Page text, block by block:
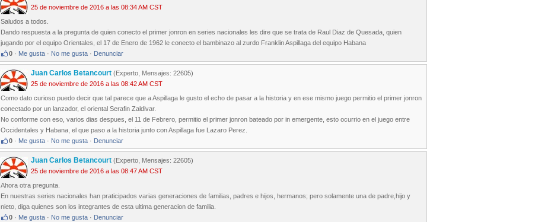
25 de noviembre de 2016 a las 08:34 AM CST
Saludos a todos.
Dando respuesta a la pregunta de quien conecto el primer jonron en series nacionales les dire que se trata de Raul Diaz de Quesada, quien
jugando por el equipo Orientales, el 17 de Enero de 1962 le conecto el bambinazo al zurdo Franklin Aspillaga del equipo Habana
0 · Me gusta · No me gusta · Denunciar
Juan Carlos Betancourt (Experto, Mensajes: 22605)
25 de noviembre de 2016 a las 08:42 AM CST
Como dato curioso puedo decir que tal parece que a Aspillaga le gusto el echo de pasar a la historia y en ese mismo juego permitio el primer jonron
conectado por un lanzador, el oriental Serafin Zaldivar.
No conforme con eso, varios dias despues, el 11 de Febrero, permitio el primer jonron bateado por in emergente, esto ocurrio en el juego entre
Occidentales y Habana, el que paso a la historia junto con Aspillaga fue Lazaro Perez.
0 · Me gusta · No me gusta · Denunciar
Juan Carlos Betancourt (Experto, Mensajes: 22605)
25 de noviembre de 2016 a las 08:47 AM CST
Ahora otra pregunta.
En nuestras series nacionales han praticipados varias generaciones de familias, padres e hijos, hermanos; pero solamente una de padre,hijo y
nieto, diga quienes son los integrantes de esta ultima generacion de familia.
0 · Me gusta · No me gusta · Denunciar